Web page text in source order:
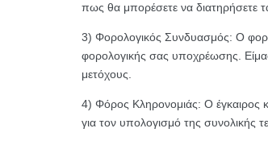
πως θα μπορέσετε να διατηρήσετε
3) Φορολογικός Συνδυασμός: Ο
φορολογικής σας υποχρέωσης.
μετόχους.
4) Φόρος Κληρονομιάς: Ο έγκαιρος
για τον υπολογισμό της συνολικής